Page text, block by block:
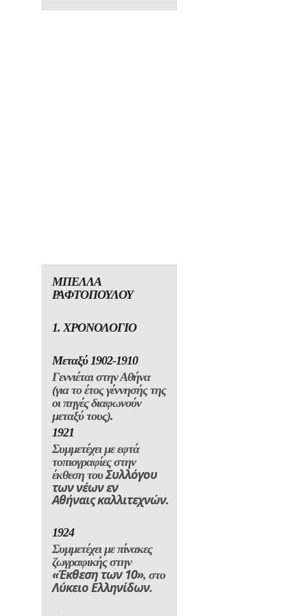
των νέων εν
Αθήναιςκαλλιτεχνών.
Συµµετέχει µε πίνακες
«Έκθεση των 10»
Λύκειο Ελληνίδων.
1926
Αποφοιτά από τη Σχολή
Καλών Τεχνών της
Αθήνας (σπουδές
γλυπτικής κοντά στον
καθηγητήΘωµά
Θωµόπουλο), έχοντας
αποσπάσει το πρώτο
βραβείο γλυπτικής και
Αβερώφειο
για σπουδές στο Παρίσι.
1925-1927
Συνεργάζεται µε το
ζεύγος Σικελιανού, στο